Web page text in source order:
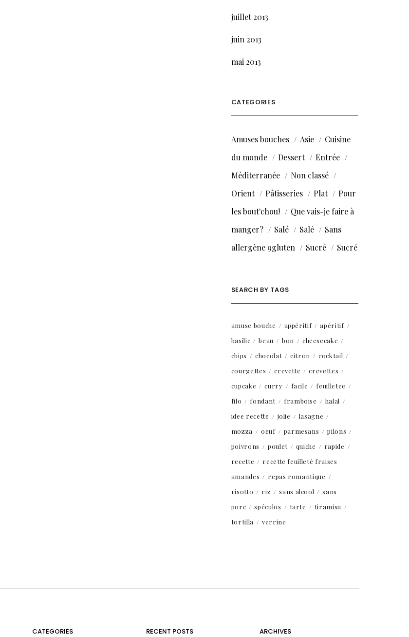
juillet 2013
juin 2013
mai 2013
CATEGORIES
Amuses bouches Asie
Cuisine
du monde
Dessert
Entrée
Méditerranée
Non classé
Orient
Pâtisseries Plat
Pour
les bout'chou!
Que vais-je faire à
manger?
Salé Salé
Sans
allergène 9gluten
Sucré Sucré
SEARCH BY TAGS
amuse bouche appéritif
apéritif
basilic
beau bon
cheesecake
chips
chocolat citron
cocktail
courgettes
crevette
crevettes
cupcake
curry facile
feuilletee
filo
fondant framboise
halal
idee recette
jolie
lasagne
mozza
oeuf parmesans
pilons
poivrons
poulet quiche
rapide
recette
recette feuilleté fraises
amandes
repas romantique
risotto
riz sans alcool
sans
porc
spéculos tarte
tiramisu
tortilla
verrine
CATEGORIES RECENT POSTS ARCHIVES